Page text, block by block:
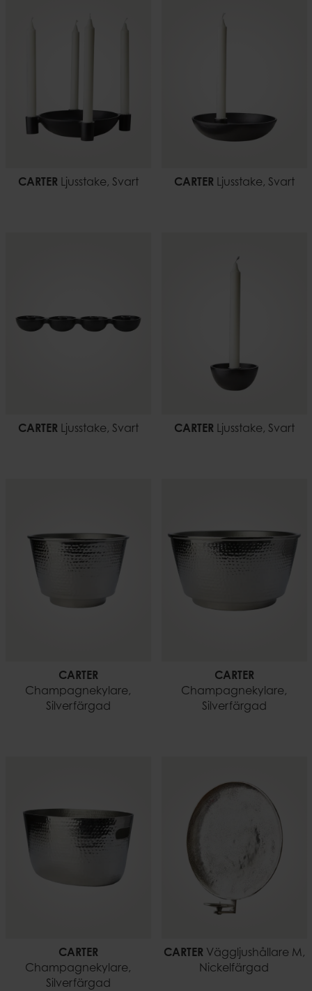
CARTERLjusstake, Svart CARTERLjusstake, Svart
CARTERLjusstake, Svart CARTERLjusstake, Svart
CARTER
Champagnekylare,
Silverfärgad
CARTER
Champagnekylare,
Silverfärgad
CARTER
Champagnekylare,
Silverfärgad
CARTERVäggljushållare M,
Nickelfärgad